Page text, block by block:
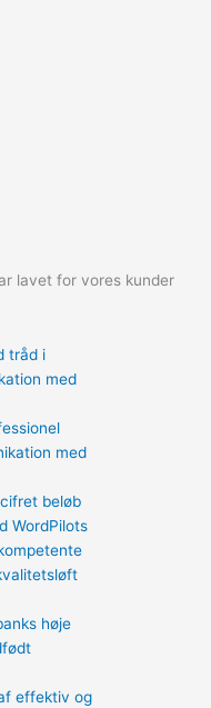
lavet for vores kunder
tråd i
med
med
beløb
WordPilots
høje
effektiv og